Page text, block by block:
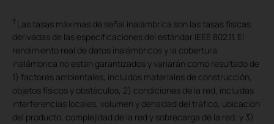
† Las tasas máximas de señal inalámbrica son las tasas físicas
derivadas de las especificaciones del estándar IEEE 802.11. El
rendimiento real de datos inalámbricos y la cobertura
inalámbrica no están garantizados y variarán como resultado de
1) factores ambientales, incluidos materiales de construcción,
objetos físicos y obstáculos, 2) condiciones de la red, incluidas
interferencias locales, volumen y densidad del tráfico, ubicación
del producto, complejidad de la red y sobrecarga de la red, y 3)